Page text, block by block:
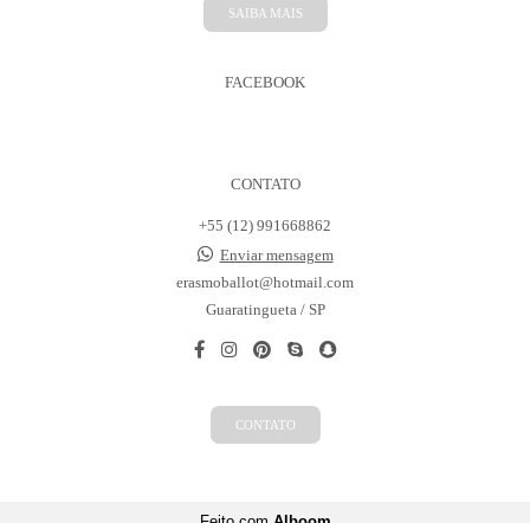
SAIBA MAIS
FACEBOOK
CONTATO
+55 (12) 991668862
Enviar mensagem
erasmoballot@hotmail.com
Guaratingueta / SP
CONTATO